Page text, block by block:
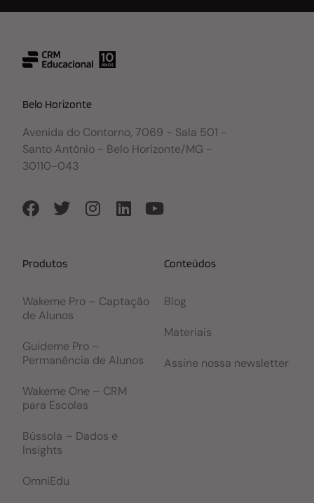
Belo Horizonte
Avenida do Contorno, 7069 - Sala 501 -
Santo Antônio - Belo Horizonte/MG -
30110-043
Produtos
Wakeme Pro – Captação
de Alunos
Guideme Pro –
Permanência de Alunos
Wakeme One – CRM
para Escolas
Bússola – Dados e
Insights
OmniEdu
Conteúdos
Blog
Materiais
Assine nossa newsletter